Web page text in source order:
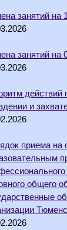
занятий на
занятий на
действий
и
приема на
общего